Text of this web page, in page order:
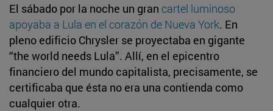
El sábado por la noche un gran cartel luminoso
apoyaba a Lula en el corazón de Nueva York. En
pleno edificio Chrysler se proyectaba en gigante
“the world needs Lula”. Allí, en el epicentro
financiero del mundo capitalista, precisamente, se
certificaba que ésta no era una contienda como
cualquier otra.